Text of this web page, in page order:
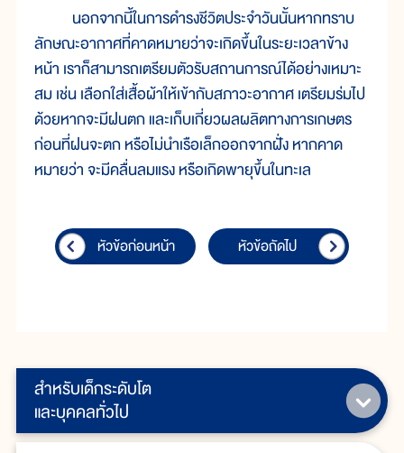
สำหรับเด็กระดับโต
และบุคคลทั่วไป
นอกจากนี้ในการดำรงชีวิตประจำวันนั้นหากทราบ
ลักษณะอากาศที่คาดหมายว่าจะเกิดขึ้นในระยะเวลาข้าง
หน้า เราก็สามารถเตรียมตัวรับสถานการณ์ได้อย่างเหมาะ
สม เช่น เลือกใส่เสื้อผ้าให้เข้ากับสภาวะอากาศ เตรียมร่มไป
ด้วยหากจะมีฝนตก และเก็บเกี่ยวผลผลิตทางการเกษตร
ก่อนที่ฝนจะตก หรือไม่นำเรือเล็กออกจากฝั่ง หากคาด
หมายว่า จะมีคลื่นลมแรง หรือเกิดพายุขึ้นในทะเล
หัวข้อก่อนหน้า หัวข้อถัดไป